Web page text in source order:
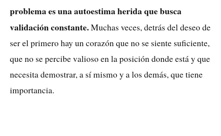
problema es una autoestima herida que busca
validación constante.Muchas veces, detrás del deseo de
ser el primero hay un corazón que no se siente suficiente,
que no se percibe valioso en la posición donde está y que
necesita demostrar, a sí mismo y a los demás, que tiene
importancia.